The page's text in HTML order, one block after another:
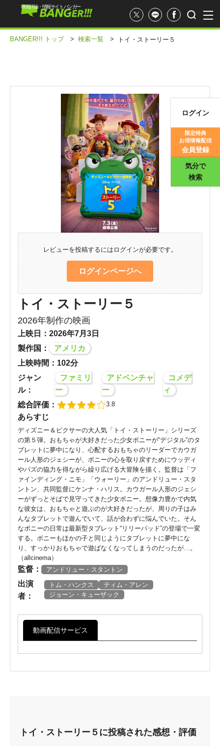
映画記事
映画評価
映画評論・情報サイト バンガー
ログイン
限定特典
お得情報配信
会員登録
気分で
検索
BANGER!!! トップ > 検索一覧 > トイ・ストーリー５
レビューを投稿するにはログインが必要です。
ログインページへ
トイ・ストーリー５
2026年制作の映画
上映日：2026年7月3日
製作国：
アメリカ
上映時間：102分
ジャン
ル：
ファミリ
ー
アドベンチャ
ー
コメデ
ィ
総合評価：
3.8
あらすじ
ディズニー＆ピクサーの大人気「トイ・ストーリー」シリーズ
の第５弾。おもちゃが大好きだった少女ボニーが“デジタル”のタ
ブレットに夢中になり、心配するおもちゃのリーダーでカウガ
ール人形のジェシーが、ボニーの心を取り戻すためにウッディ
やバズの協力を得ながら繰り広げる大冒険を描く。監督は「フ
ァインディング・ニモ」「ウォーリー」のアンドリュー・スタ
ントン、共同監督にケンナ・ハリス。カウガール人形のジェシ
ーがずっとそばで見守ってきた少女ボニー。想像力豊かで内気
な彼女は、おもちゃと遊ぶのが大好きだったが、周りの子はみ
んなタブレットで遊んでいて、話が合わずに悩んでいた。そん
なボニーの日常は最新型タブレット“リリーパッド”の登場で一変
する。ボニーもほかの子と同じようにタブレットに夢中にな
り、すっかりおもちゃで遊ばなくなってしまうのだったが…。
（allcinema）
監督： アンドリュー・スタントン
出演
者：
トム・ハンクス
ティム・アレン
ジョーン・キューザック
動画配信サービス
トイ・ストーリー５に投稿された感想・評価